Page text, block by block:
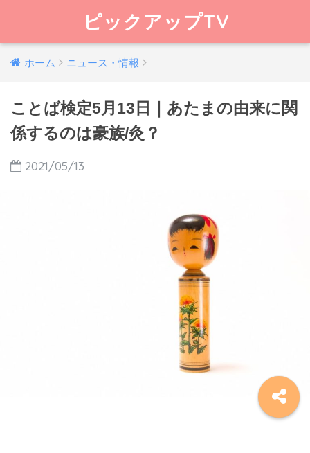
ピックアップTV
ホーム ニュース・情報
ことば検定5月13日｜あたまの由来に関
係するのは豪族/灸？
2021/05/13